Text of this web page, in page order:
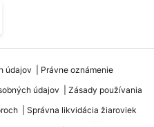
údajov
Právne oznámenie
údajov
Zásady používania
Správna likvidácia žiaroviek